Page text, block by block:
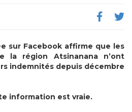
sur Facebook affirme que les
la région Atsinanana n’ont
indemnités depuis décembre
information est vraie.